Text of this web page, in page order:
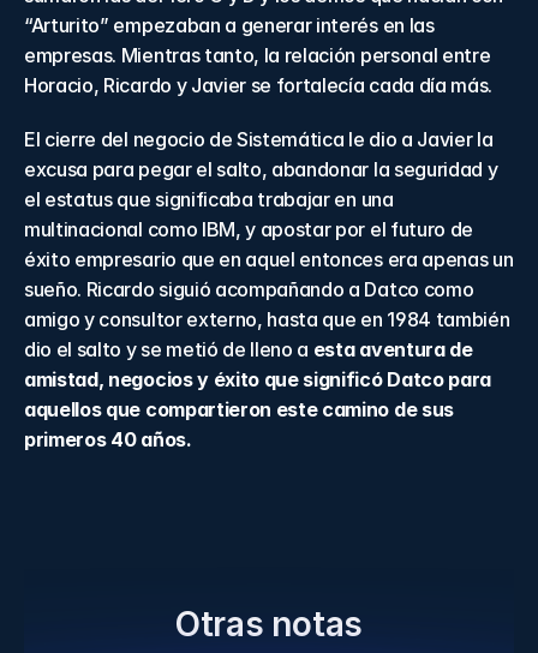
“Arturito” empezaban a generar interés en las
empresas. Mientras tanto, la relación personal entre
Horacio, Ricardo y Javier se fortalecía cada día más.
El cierre del negocio de Sistemática le dio a Javier la
excusa para pegar el salto, abandonar la seguridad y
el estatus que significaba trabajar en una
multinacional como IBM, y apostar por el futuro de
éxito empresario que en aquel entonces era apenas un
sueño. Ricardo siguió acompañando a Datco como
amigo y consultor externo, hasta que en 1984 también
dio el salto y se metió de lleno a esta aventura de
amistad, negocios y éxito que significó Datco para
aquellos que compartieron este camino de sus
primeros 40 años.
Otras notas